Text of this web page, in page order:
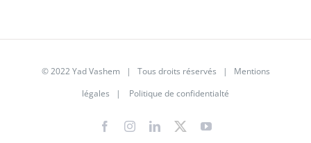
© 2022 Yad Vashem | Tous droits réservés | Mentions
légales | Politique de confidentialté
FacebookInstagramLinkedIn
X YouTube